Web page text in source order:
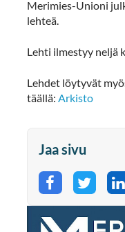
Merimies-Unioni
lehteä.
Lehti ilmestyy neljä
Lehdet löytyvät
täällä: Arkisto
Jaa sivu
Jaa Jaa